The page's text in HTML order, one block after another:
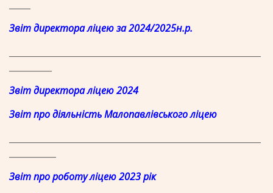
Звіт директора ліцею за 2024/2025н.р.
Звіт директора ліцею 2024
Звіт про діяльність Малопавлівського ліцею
Звіт про роботу ліцею 2023 рік